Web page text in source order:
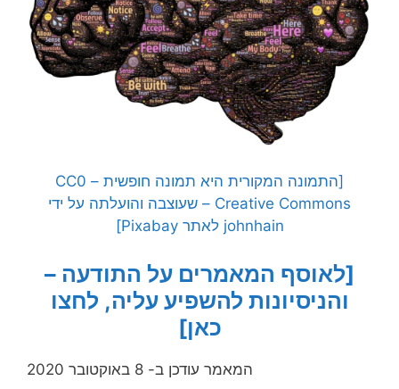
[התמונה המקורית היא תמונה חופשית – CC0
Creative Commons – שעוצבה והועלתה על ידי
johnhain לאתר Pixabay]
[לאוסף המאמרים על התודעה –
והניסיונות להשפיע עליה, לחצו
כאן]
המאמר עודכן ב- 8 באוקטובר 2020